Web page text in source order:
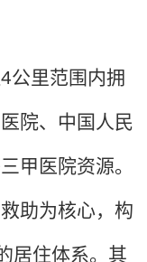
公里范围内拥
院、中国人民
甲医院资源。
助为核心，构
居住体系。其